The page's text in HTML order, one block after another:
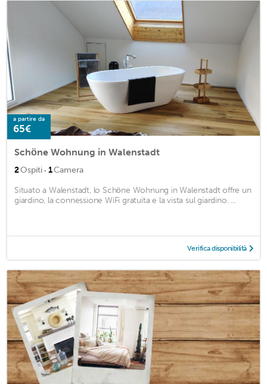
a partire da
65€
Schöne Wohnung in Walenstadt
2Ospiti · 1Camera
Situato a Walenstadt, lo Schöne Wohnung in Walenstadt offre un
giardino, la connessione WiFi gratuita e la vista sul giardino. ...
Verifica disponibilità